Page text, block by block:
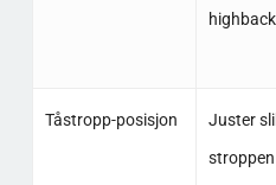
highback
Tåstropp-posisjon
Juster